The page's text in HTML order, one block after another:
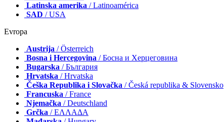
Latinska amerika / Latinoamérica
SAD / USA
Evropa
Austrija / Österreich
Bosna i Hercegovina / Босна и Херцеговина
Bugarska / България
Hrvatska / Hrvatska
Češka Republika i Slovačka / Česká republika & Slovensko
Francuska / France
Njemačka / Deutschland
Grčka / ΕΛΛΑΔΑ